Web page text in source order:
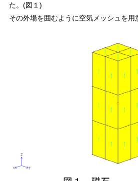
た。(図１)
その外場を囲むように空気メッシュを用